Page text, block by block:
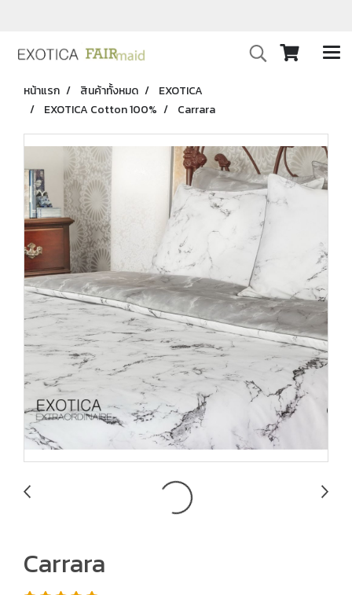
หน้าแรก สินค้าทั้งหมด
EXOTICA
EXOTICA Cotton 100%
Carrara
Carrara